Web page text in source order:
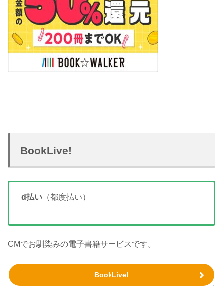
BookLive!
d払い （都度払い）
CMでお馴染みの電子書籍サービスです。
BookLive!